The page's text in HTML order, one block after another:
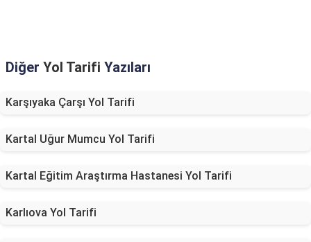
Diğer Yol Tarifi Yazıları
Karşıyaka Çarşı Yol Tarifi
Kartal Uğur Mumcu Yol Tarifi
Kartal Eğitim Araştırma Hastanesi Yol Tarifi
Karlıova Yol Tarifi